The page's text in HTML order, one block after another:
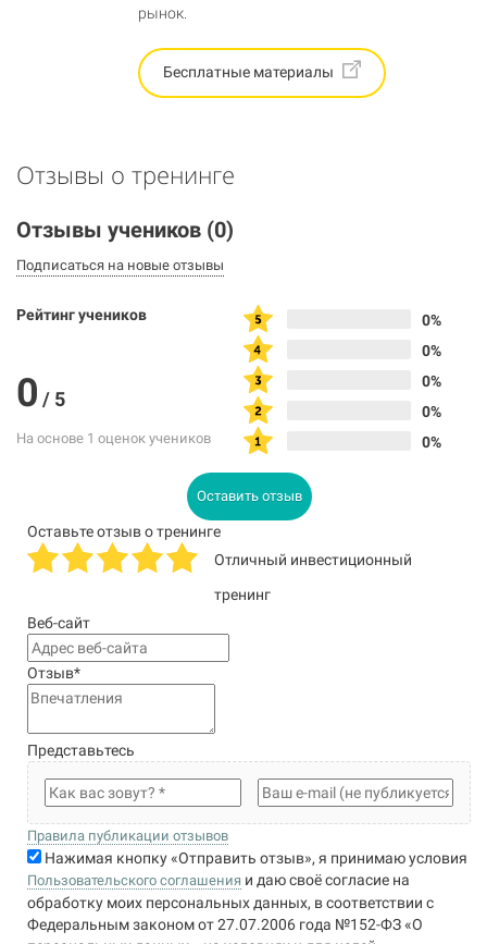
рынок.
Бесплатные материалы
Отзывы о тренинге
Отзывы учеников (0)
Подписаться на новые отзывы
Рейтинг учеников
0 / 5
На основе 1 оценок учеников
0%
0%
0%
0%
0%
Оставить отзыв
Оставьте отзыв о тренинге
Отличный инвестиционный
тренинг
Веб-сайт
Отзыв*
Представьтесь
Правила публикации отзывов
Нажимая кнопку «Отправить отзыв», я принимаю условия
Пользовательского соглашения и даю своё согласие на
обработку моих персональных данных, в соответствии с
Федеральным законом от 27.07.2006 года №152-ФЗ «О